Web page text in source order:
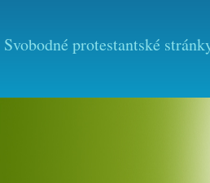
Svobodné protestantské